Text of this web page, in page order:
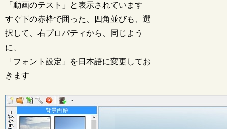
「動画のテスト」と表示されています
すぐ下の赤枠で囲った、四角並びも、選
択して、右プロパティから、同じよう
に、
「フォント設定」を日本語に変更してお
きます